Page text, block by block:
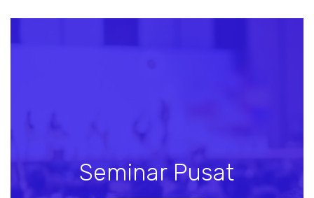
Seminar Pusat